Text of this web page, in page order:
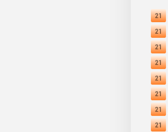
21
21
21
21
21
21
21
21